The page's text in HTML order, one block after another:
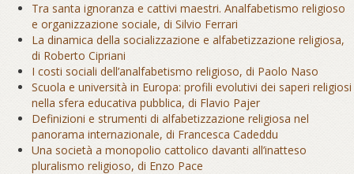
Tra santa ignoranza e cattivi maestri. Analfabetismo religioso
e organizzazione sociale, di Silvio Ferrari
La dinamica della socializzazione e alfabetizzazione religiosa,
di Roberto Cipriani
I costi sociali dell’analfabetismo religioso, di Paolo Naso
Scuola e università in Europa: profili evolutivi dei saperi religiosi
nella sfera educativa pubblica, di Flavio Pajer
Definizioni e strumenti di alfabetizzazione religiosa nel
panorama internazionale, di Francesca Cadeddu
Una società a monopolio cattolico davanti all’inatteso
pluralismo religioso, di Enzo Pace